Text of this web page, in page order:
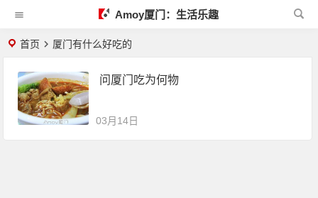
Amoy厦门：生活乐趣
首页 厦门有什么好吃的
问厦门吃为何物
03月14日